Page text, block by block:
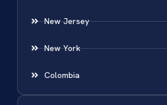
New Jersey
New York
Colombia